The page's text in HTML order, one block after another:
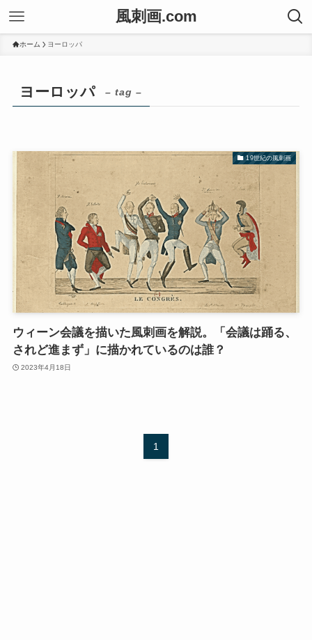
風刺画.com
ホーム ヨーロッパ
ヨーロッパ – tag –
19世紀の風刺画
ウィーン会議を描いた風刺画を解説。「会議は踊る、
されど進まず」に描かれているのは誰？
2023年4月18日
1